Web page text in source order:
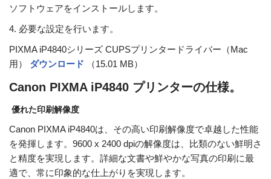
ソフトウェアをインストールします。
4. 必要な設定を行います。
PIXMA iP4840シリーズ CUPSプリンタードライバー（Mac
用） ダウンロード （15.01 MB）
Canon PIXMA iP4840 プリンターの仕様。
優れた印刷解像度
Canon PIXMA iP4840は、その高い印刷解像度で卓越した性能
を発揮します。9600 x 2400 dpiの解像度は、比類のない鮮明さ
と精度を実現します。詳細な文書や鮮やかな写真の印刷に最
適で、常に印象的な仕上がりを実現します。